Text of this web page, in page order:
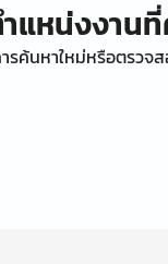
แหน่งงาน
รค้นหาใหม่หรือตรวจ